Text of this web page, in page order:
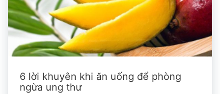
6 lời khuyên khi ăn uống để phòng
ngừa ung thư